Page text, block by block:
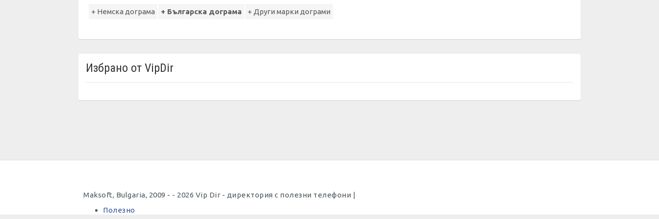
+ Немска дограма + Българска дограма + Други марки дограми
Избрано от VipDir
Maksoft, Bulgaria, 2009 - - 2026 Vip Dir - директория с полезни телефони |
Полезно